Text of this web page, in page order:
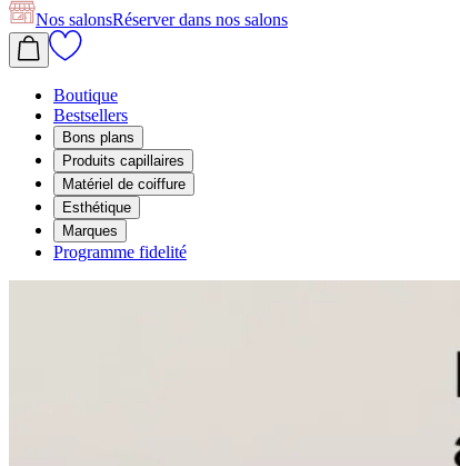
Nos salonsRéserverdans nos salons
Boutique
Bestsellers
Bons plans
Produits capillaires
Matériel de coiffure
Esthétique
Marques
Programme fidelité